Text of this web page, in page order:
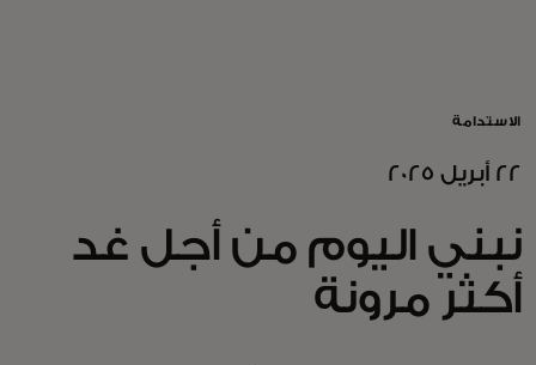
للأعمال
للمجتمع
للمبتكرين
الاستدامة
22 أبريل 2025
نبني اليوم من أجل غد
أكثر مرونة